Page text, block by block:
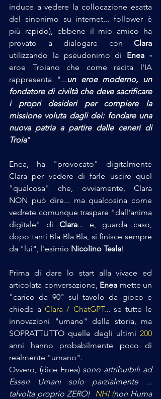
induce a vedere la collocazione esatta
del sinonimo su internet... follower è
più rapido), ebbene il mio amico ha
provato a dialogare con Clara
utilizzando la pseudonimo di Enea -
eroe Troiano che come recita l'IA
rappresenta "...un eroe moderno, un
fondatore di civiltà che deve sacrificare
i propri desideri per compiere la
missione voluta dagli dei: fondare una
nuova patria a partire dalle ceneri di
Troia"
Enea, ha "provocato" digitalmente
Clara per vedere di farle uscire quel
"qualcosa" che, ovviamente, Clara
NON può dire... ma qualcosina come
vedrete comunque traspare "dall'anima
digitale" di Clara... e, guarda caso,
dopo tanti Bla Bla Bla, si finisce sempre
da "lui", l'esimio Nicolino Tesla!
Prima di dare lo start alla vivace ed
articolata conversazione, Enea mette un
"carico da 90" sul tavolo da gioco e
chiede a Clara / ChatGPT... se tutte le
innovazioni "umane" della storia, ma
SOPRATTUTTO quelle degli ultimi
anni hanno probabilmente poco di
realmente "umano".
Ovvero, (dice Enea) sono attribuibili ad
Esseri Umani solo parzialmente ...
talvolta proprio ZERO!
NHI (non Huma